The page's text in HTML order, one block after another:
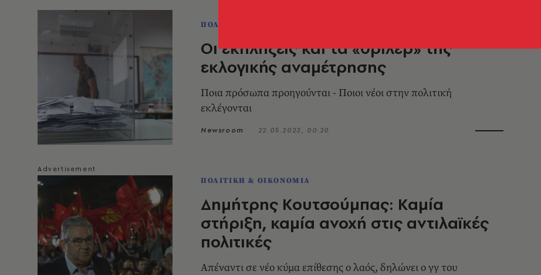
ΠΟΛΙΤΙΚΗ & ΟΙΚΟΝΟΜΙΑ
Οι εκπλήξεις και τα «θρίλερ» της
εκλογικής αναμέτρησης
Ποια πρόσωπα προηγούνται - Ποιοι νέοι στην πολιτική
εκλέγονται
Newsroom 22.05.2023, 00:20
ΠΟΛΙΤΙΚΗ & ΟΙΚΟΝΟΜΙΑ
Δημήτρης Κουτσούμπας: Καμία
στήριξη, καμία ανοχή στις αντιλαϊκές
πολιτικές
Απέναντι σε νέο κύμα επίθεσης ο λαός, δηλώνει ο γγ του